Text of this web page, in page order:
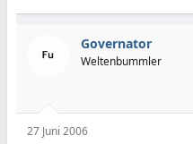
Governator
Weltenbummler
27 Juni 2006